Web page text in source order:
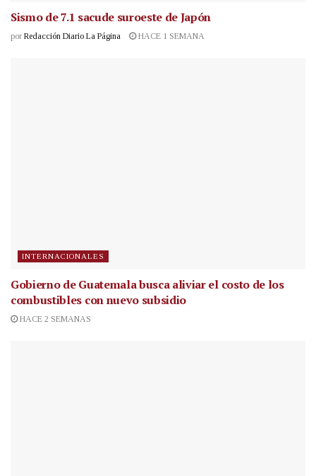
Sismo de 7.1 sacude suroeste de Japón
por Redacción Diario La Página HACE 1 SEMANA
INTERNACIONALES
Gobierno de Guatemala busca aliviar el costo de los
combustibles con nuevo subsidio
HACE 2 SEMANAS